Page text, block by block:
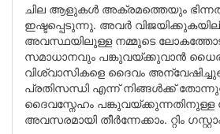
ചില ആളുകൾ അക്രമത്തെയും
ഇഷ്ടപ്പെടുന്നു. അവർ
അവസ്ഥയിലുള്ള നമ്മുടെ
സമാധാനവും പങ്കുവയ്ക്കുവാൻ
വിശ്വാസികളെ ദൈവം
പ്രതിസന്ധി എന്ന് നിങ്ങൾക്ക്
ദൈവസ്നേഹം പങ്കുവയ്ക്കുന്നതിനുള്ള
അവസരമായി തീർന്നേക്കാം. റ്റിം